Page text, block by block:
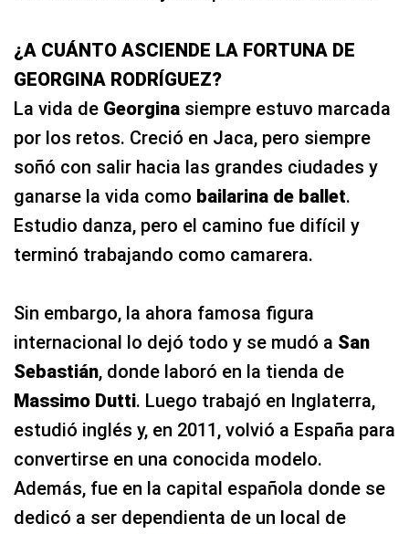
¿A CUÁNTO ASCIENDE LA FORTUNA DE
GEORGINA RODRÍGUEZ?
La vida de Georgina siempre estuvo marcada
por los retos. Creció en Jaca, pero siempre
soñó con salir hacia las grandes ciudades y
ganarse la vida como bailarina de ballet.
Estudio danza, pero el camino fue difícil y
terminó trabajando como camarera.
Sin embargo, la ahora famosa figura
internacional lo dejó todo y se mudó a San
Sebastián, donde laboró en la tienda de
Massimo Dutti. Luego trabajó en Inglaterra,
estudió inglés y, en 2011, volvió a España para
convertirse en una conocida modelo.
Además, fue en la capital española donde se
dedicó a ser dependienta de un local de